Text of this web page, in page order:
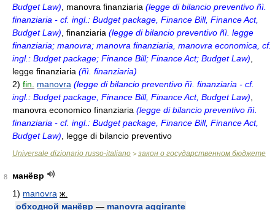
Budget Law) , manovra finanziaria (legge di bilancio preventivo ñì.
finanziaria - cf. ingl.: Budget package, Finance Bill, Finance Act,
Budget Law) , finanziaria (legge di bilancio preventivo ñì. legge
finanziaria; manovra; manovra finanziaria, manovra economica, cf.
ingl.: Budget package; Finance Bill; Finance Act; Budget Law)
legge finanziaria (ñì. finanziaria)
2) fin. manovra (legge di bilancio preventivo ñì. finanziaria - cf.
ingl.: Budget package, Finance Bill, Finance Act, Budget Law)
manovra economico finanziaria (legge di bilancio preventivo ñì.
finanziaria - cf. ingl.: Budget package, Finance Bill, Finance Act,
Budget Law) , legge di bilancio preventivo
Universale dizionario russo-italiano > закон о государственном бюджете
8
манёвр
1) manovra ж.
обходной манёвр — manovra aggirante